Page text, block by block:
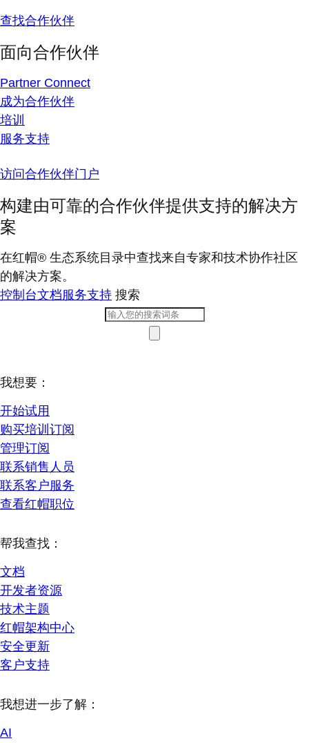
查找合作伙伴
面向合作伙伴
Partner Connect
成为合作伙伴
培训
服务支持
访问合作伙伴门户
构建由可靠的合作伙伴提供支持的解决方
案
在红帽® 生态系统目录中查找来自专家和技术协作社区
的解决方案。
控制台文档服务支持 搜索
我想要：
开始试用
购买培训订阅
管理订阅
联系销售人员
联系客户服务
查看红帽职位
帮我查找：
文档
开发者资源
技术主题
红帽架构中心
安全更新
客户支持
我想进一步了解：
AI